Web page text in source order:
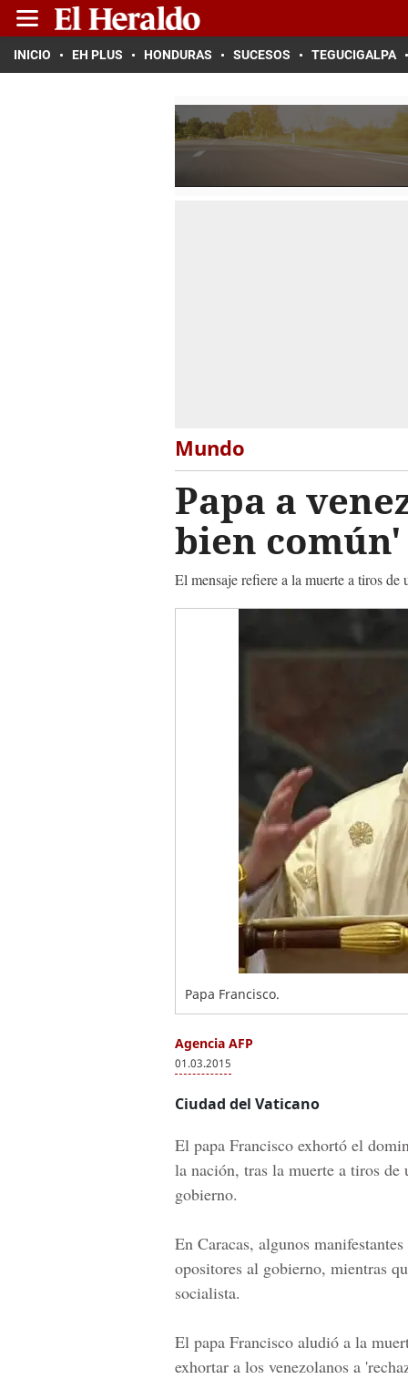
INICIO EH PLUS HONDURAS SUCESOS TEGUCIGALPA
Mundo
Papa a
bien común'
El mensaje refiere a la muerte a tiros
Papa Francisco.
Agencia AFP
01.03.2015
Ciudad del Vaticano
El papa Francisco exhortó el
la nación, tras la muerte a tiros de
gobierno.
En Caracas, algunos
opositores al gobierno, mientras
socialista.
El papa Francisco aludió a la
exhortar a los venezolanos a